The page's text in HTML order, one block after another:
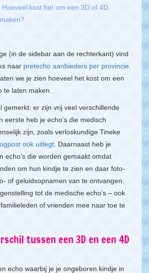
Hoeveel kost het om een 3D of 4D
(in de sidebar aan de rechterkant) vind
naar pretecho aanbieders per provincie
we je zien hoeveel het kost om een
te laten maken.
gemerkt: er zijn vrij veel verschillende
eerste heb je echo’s die medisch
zijn, zoals verloskundige Tineke
ook uitlegt . Daarnaast heb je
echo’s die worden gemaakt omdat
om hun kindje te zien en daar foto-
of geluidsopnamen van te ontvangen.
tot de medische echo’s – ook
of vrienden mee naar toe te
tussen een 3D en een 4D
echo waarbij je je ongeboren kindje in